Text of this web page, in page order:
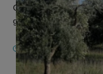
Griekenland beter
goedkopere prijzen.
17 NOVEMBER 2024